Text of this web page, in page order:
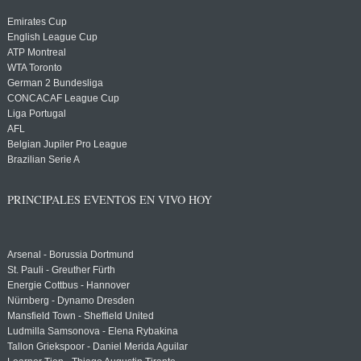
Emirates Cup
English League Cup
ATP Montreal
WTA Toronto
German 2 Bundesliga
CONCACAF League Cup
Liga Portugal
AFL
Belgian Jupiler Pro League
Brazilian Serie A
PRINCIPALES EVENTOS EN VIVO HOY
Arsenal - Borussia Dortmund
St. Pauli - Greuther Fürth
Energie Cottbus - Hannover
Nürnberg - Dynamo Dresden
Mansfield Town - Sheffield United
Ludmilla Samsonova - Elena Rybakina
Tallon Griekspoor - Daniel Merida Aguilar